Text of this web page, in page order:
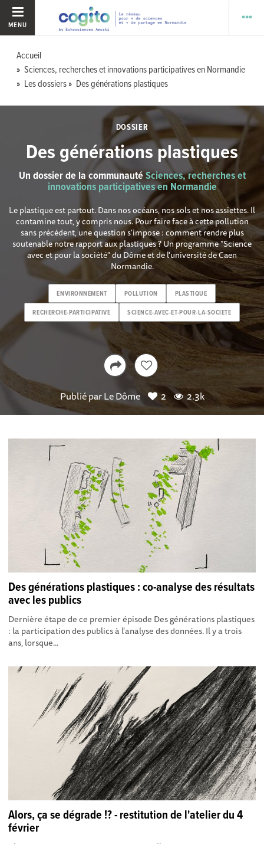
MENU
Accueil
Sciences, recherches et innovations participatives en Normandie
Les dossiers
Des générations plastiques
DOSSIER
Des générations plastiques
Un dossier de la communautéSciences, recherches et
innovations participatives en Normandie
Le plastique est partout. Dans nos océans, nos sols et nos assiettes. Il
contamine tout, y compris nous. Pour faire face à cette pollution
sans précédent, une question s'impose : comment rendre plus
soutenable notre rapport aux plastiques ? Un programme "Science
avec et pour la société" du Dôme et de l'université de Caen
Normandie.
ENVIRONNEMENT POLLUTION PLASTIQUE
RECHERCHE-PARTICIPATIVE SCIENCE-AVEC-ET-POUR-LA-SOCIETE
Publié parLe Dôme 2 2.3k
Des générations plastiques : co-analyse des résultats
avec les publics
Dernière étape de ce premier épisode Des générations plastiques
: la participation des publics à l'analyse des données. Il y a trois
ans, lorsque...
Alors, ça se dégrade !? - restitution de l'atelier du 4
février